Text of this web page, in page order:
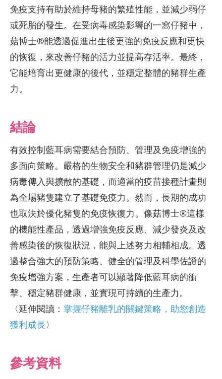
免疫支持有助於維持母豬的繁殖性能，並減少弱仔
或死胎的發生。在受病毒感染影響的一窩仔豬中，
菇博士®能透過促進出生後更強的免疫反應和更快
的恢復，來改善仔豬的活力並提高存活率。最終，
它能培育出更健康的後代，並穩定整體的豬群生產
力。
結論
有效控制藍耳病需要結合預防、管理及免疫增強的
多面向策略。嚴格的生物安全和豬群管理仍是減少
病毒傳入與擴散的基礎，而適當的疫苗接種計畫則
為全場豬隻建立了基礎免疫力。然而，長期的成功
也取決於優化豬隻的免疫恢復力。像菇博士®這樣
的機能性產品，透過增強免疫反應、減少發炎及改
善感染後的恢復狀況，能與上述努力相輔相成。透
過整合強大的預防策略、健全的管理及科學佐證的
免疫增強方案，生產者可以顯著降低藍耳病的衝
擊、穩定豬群健康，並實現可持續的生產力。
〈延伸閱讀： 掌握仔豬離乳的關鍵策略，助您創造
獲利成長〉
參考資料